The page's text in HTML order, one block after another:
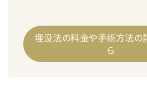
埋没法の料金や手術方法の
ら